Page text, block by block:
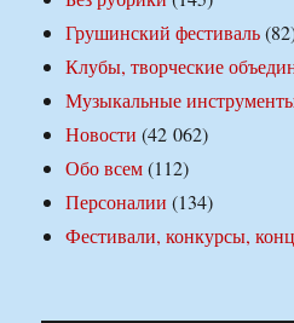
Грушинский фестиваль
Клубы, творческие
Музыкальные
Новости (42 062)
Обо всем(112)
Персоналии (134)
Фестивали, конкурсы,